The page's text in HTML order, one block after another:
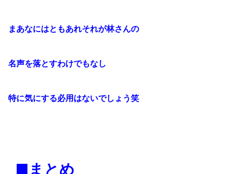
まあなにはともあれそれが林さんの
名声を落とすわけでもなし
特に気にする必用はないでしょう笑
■まとめ